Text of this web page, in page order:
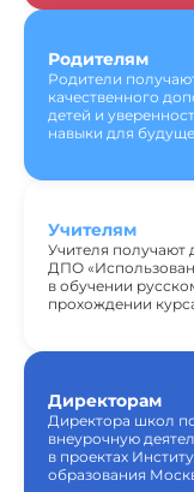
Родителям
Родители
качественного
детей и
навыки для
Учителям
Учителя получают
ДПО
в обучении
прохождении
Директорам
Директора школ
внеурочную
в проектах
образования